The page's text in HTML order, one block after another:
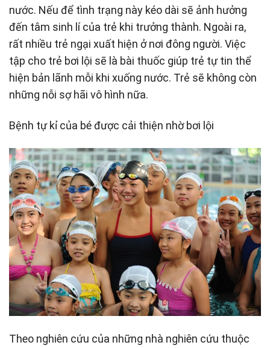
nước. Nếu để tình trạng này kéo dài sẽ ảnh hưởng
đến tâm sinh lí của trẻ khi trưởng thành. Ngoài ra,
rất nhiều trẻ ngại xuất hiện ở nơi đông người. Việc
tập cho trẻ bơi lội sẽ là bài thuốc giúp trẻ tự tin thể
hiện bản lãnh mỗi khi xuống nước. Trẻ sẽ không còn
những nỗi sợ hãi vô hình nữa.
Bệnh tự kỉ của bé được cải thiện nhờ bơi lội
Theo nghiên cứu của những nhà nghiên cứu thuộc